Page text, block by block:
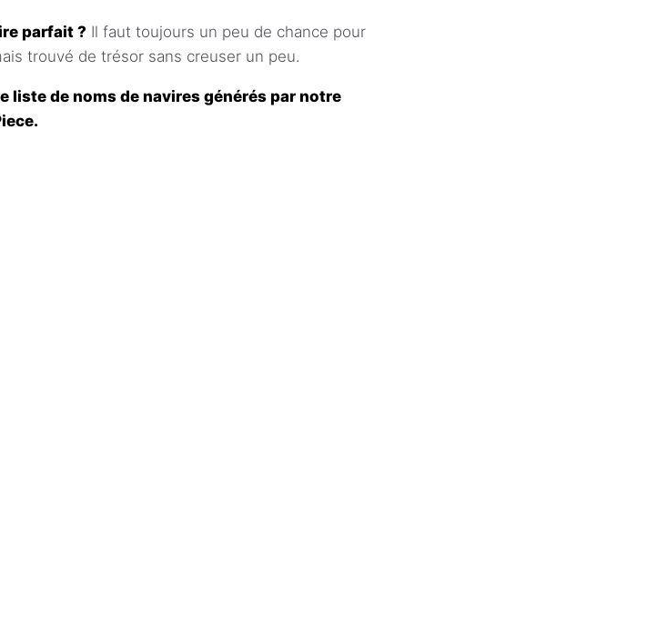
parfait ? Il faut toujours un peu de chance pour
trouvé de trésor sans creuser un peu.
liste de noms de navires générés par notre